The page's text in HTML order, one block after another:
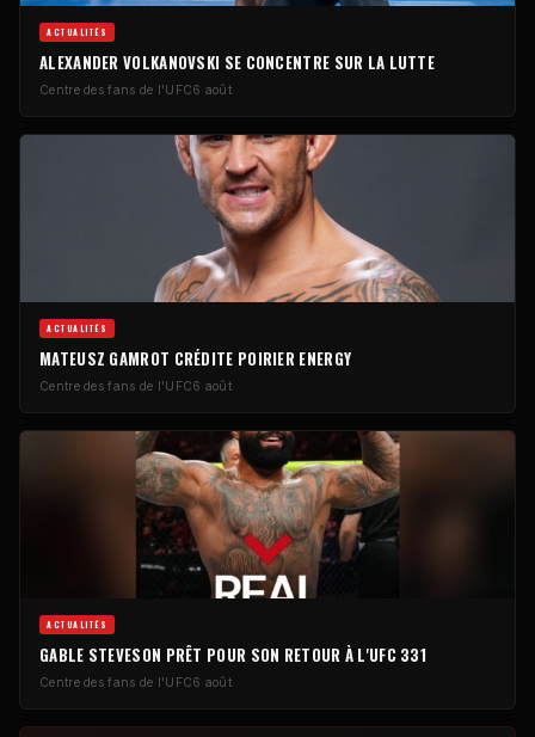
ACTUALITÉS
ALEXANDER VOLKANOVSKI SE CONCENTRE SUR LA LUTTE
Centre des fans de l'UFC6 août
ACTUALITÉS
MATEUSZ GAMROT CRÉDITE POIRIER ENERGY
Centre des fans de l'UFC6 août
ACTUALITÉS
GABLE STEVESON PRÊT POUR SON RETOUR À L'UFC 331
Centre des fans de l'UFC6 août